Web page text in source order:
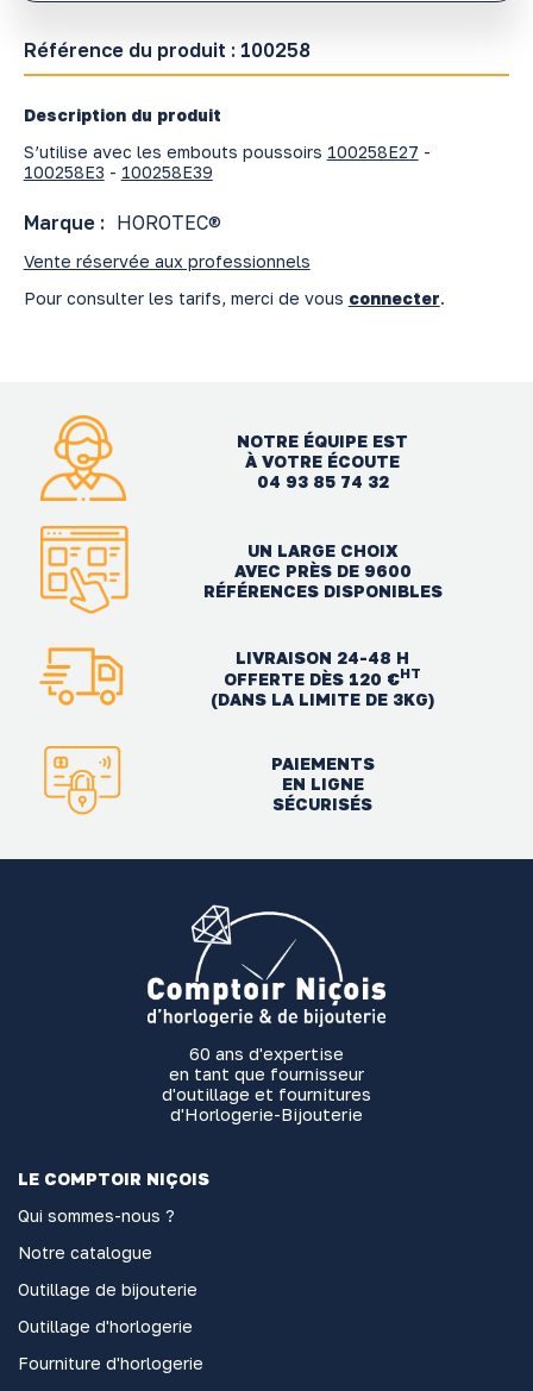
Référence du produit : 100258
Description du produit
S’utilise avec les embouts poussoirs 100258E27 -
100258E3 - 100258E39
Marque : HOROTEC®
Vente réservée aux professionnels
Pour consulter les tarifs, merci de vous connecter.
NOTRE ÉQUIPE EST
À VOTRE ÉCOUTE
04 93 85 74 32
UN LARGE CHOIX
AVEC PRÈS DE 9600
RÉFÉRENCES DISPONIBLES
LIVRAISON 24-48 H
OFFERTE DÈS 120 €HT
(DANS LA LIMITE DE 3KG)
PAIEMENTS
EN LIGNE
SÉCURISÉS
60 ans d'expertise
en tant que fournisseur
d'outillage et fournitures
d'Horlogerie-Bijouterie
LE COMPTOIR NIÇOIS
Qui sommes-nous ?
Notre catalogue
Outillage de bijouterie
Outillage d'horlogerie
Fourniture d'horlogerie